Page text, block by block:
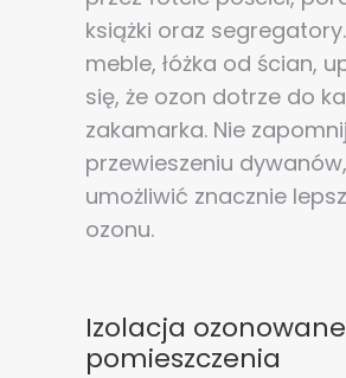
książki oraz
meble, łóżka od ścian,
się, że ozon dotrze do
zakamarka. Nie
przewieszeniu
umożliwić znacznie
ozonu.
Izolacja
pomieszczenia